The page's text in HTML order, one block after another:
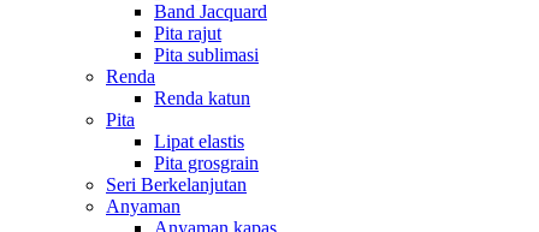
Band Jacquard
Pita rajut
Pita sublimasi
Renda
Renda katun
Pita
Lipat elastis
Pita grosgrain
Seri Berkelanjutan
Anyaman
Anyaman kapas